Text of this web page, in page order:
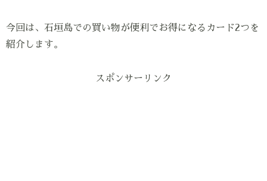
今回は、石垣島での買い物が便利でお得になるカード2つを
紹介します。
スポンサーリンク